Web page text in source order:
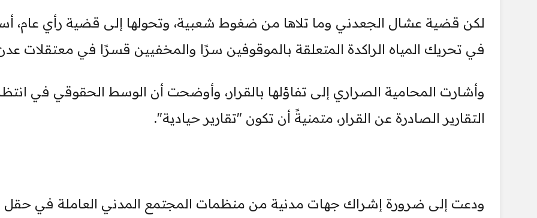
لكن قضية عشال الجعدني وما تلاها من ضغوط شعبية، وتحولها إلى قضية رأي عام،
في تحريك المياه الراكدة المتعلقة بالموقوفين سرًا والمخفيين قسرًا في معتقلات
وأشارت المحامية الصراري إلى تفاؤلها بالقرار، وأوضحت أن الوسط الحقوقي في
التقارير الصادرة عن القرار، متمنيةً أن تكون "تقارير حيادية".
ودعت إلى ضرورة إشراك جهات مدنية من منظمات المجتمع المدني العاملة في حقل